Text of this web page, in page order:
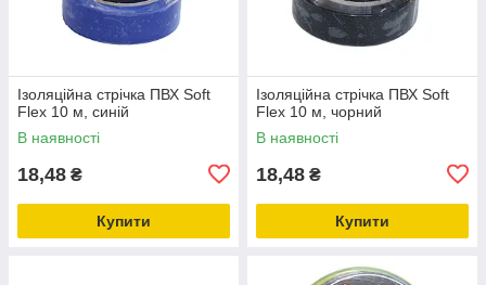
Ізоляційна стрічка ПВХ Soft
Flex 10 м, синій
В наявності
18,48 ₴
Купити
Ізоляційна стрічка ПВХ Soft
Flex 10 м, чорний
В наявності
18,48 ₴
Купити